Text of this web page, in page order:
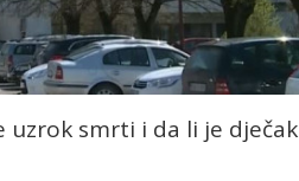
smrti i da li je dječak